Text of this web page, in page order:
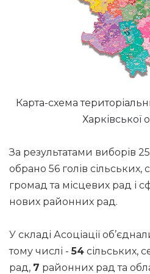
Карта-схема
Харківської
За результатами виборів
обрано 56 голів
громад та місцевих рад і
нових районних рад.
У складі Асоціації
тому числі -54 сільських,
рад, 7 районних рад та